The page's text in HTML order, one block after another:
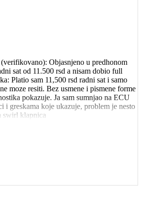
Objasnjeno u predhonom
sat od 11.500 rsd a nisam dobio full
Platio sam 11,500 rsd radni sat i samo
moze resiti. Bez usmene i pismene forme
pokazuje. Ja sam sumnjao na ECU
i greskama koje ukazuje, problem je nesto
swirl klapnica